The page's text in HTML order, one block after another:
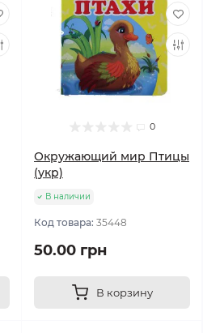
0
Окружающий мир Птицы
(укр)
В наличии
Код товара: 35448
50.00 грн
В корзину